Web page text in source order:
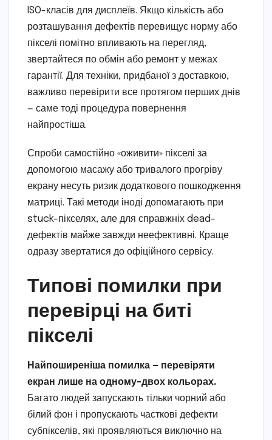
ISO-класів для дисплеїв. Якщо кількість або
розташування дефектів перевищує норму або
пікселі помітно впливають на перегляд,
звертайтеся по обмін або ремонт у межах
гарантії. Для техніки, придбаної з доставкою,
важливо перевірити все протягом перших днів
— саме тоді процедура повернення
найпростіша.
Спроби самостійно «оживити» пікселі за
допомогою масажу або тривалого прогріву
екрану несуть ризик додаткового пошкодження
матриці. Такі методи іноді допомагають при
stuck-пікселях, але для справжніх dead-
дефектів майже завжди неефективні. Краще
одразу звертатися до офіційного сервісу.
Типові помилки при
перевірці на биті
пікселі
Найпоширеніша помилка — перевіряти
екран лише на одному-двох кольорах.
Багато людей запускають тільки чорний або
білий фон і пропускають часткові дефекти
субпікселів, які проявляються виключно на